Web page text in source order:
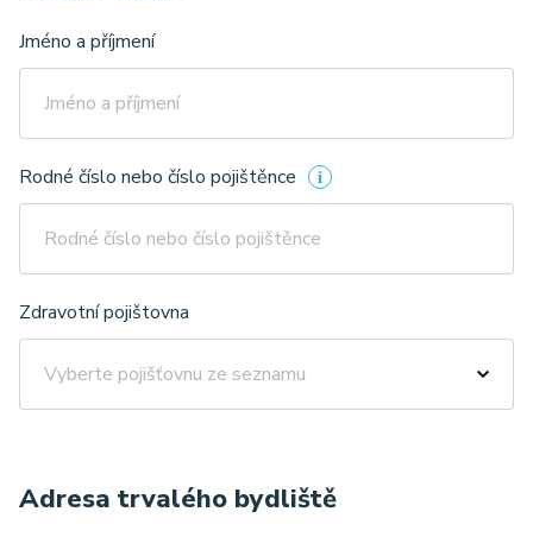
Jméno a příjmení
Rodné číslo nebo číslo pojištěnce
Zdravotní pojištovna
Adresa trvalého bydliště